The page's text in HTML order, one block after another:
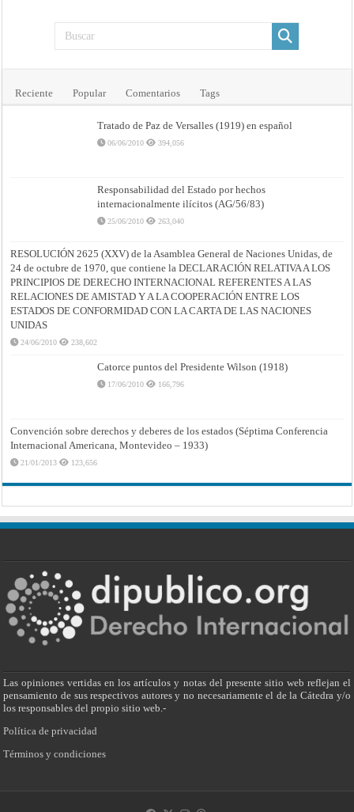
Reciente Popular Comentarios Tags
Tratado de Paz de Versalles (1919) en español
06/06/2010 394,056
Responsabilidad del Estado por hechos
internacionalmente ilícitos (AG/56/83)
25/06/2010 263,040
RESOLUCIÓN 2625 (XXV) de la Asamblea General de Naciones Unidas, de
24 de octubre de 1970, que contiene la DECLARACIÓN RELATIVA A LOS
PRINCIPIOS DE DERECHO INTERNACIONAL REFERENTES A LAS
RELACIONES DE AMISTAD Y A LA COOPERACIÓN ENTRE LOS
ESTADOS DE CONFORMIDAD CON LA CARTA DE LAS NACIONES
UNIDAS
24/06/2010 238,602
Catorce puntos del Presidente Wilson (1918)
17/06/2010 166,796
Convención sobre derechos y deberes de los estados (Séptima Conferencia
Internacional Americana, Montevideo – 1933)
21/01/2013 123,656
Las opiniones vertidas en los artículos y notas del presente sitio web reflejan el
pensamiento de sus respectivos autores y no necesariamente el de la Cátedra y/o
los responsables del propio sitio web.-
Política de privacidad
Términos y condiciones